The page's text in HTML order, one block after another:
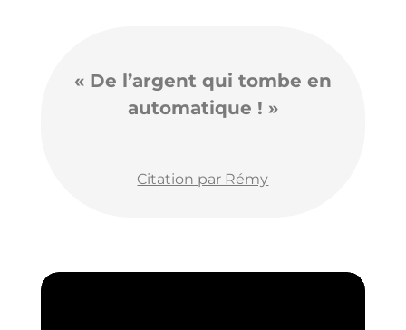
« De l’argent qui tombe en
automatique ! »
Citation par Rémy